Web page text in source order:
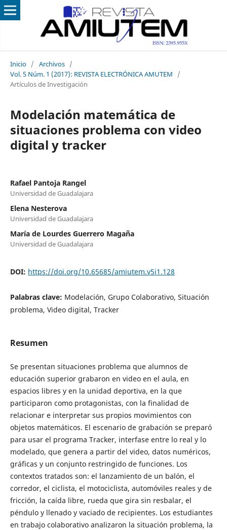
Inicio / Archivos /
Vol. 5 Núm. 1 (2017): REVISTA ELECTRÓNICA AMUTEM
/
Artículos de Investigación
Modelación matemática de
situaciones problema con video
digital y tracker
Rafael Pantoja Rangel
Universidad de Guadalajara
Elena Nesterova
Universidad de Guadalajara
María de Lourdes Guerrero Magaña
Universidad de Guadalajara
DOI: https://doi.org/10.65685/amiutem.v5i1.128
Palabras clave: Modelación, Grupo Colaborativo, Situación
problema, Video digital, Tracker
Resumen
Se presentan situaciones problema que alumnos de
educación superior grabaron en video en el aula, en
espacios libres y en la unidad deportiva, en la que
participaron como protagonistas, con la finalidad de
relacionar e interpretar sus propios movimientos con
objetos matemáticos. El escenario de grabación se preparó
para usar el programa Tracker, interfase entre lo real y lo
modelado, que genera a partir del video, datos numéricos,
gráficas y un conjunto restringido de funciones. Los
contextos tratados son: el lanzamiento de un balón, el
corredor, el ciclista, el motociclista, automóviles reales y de
fricción, la caída libre, rueda que gira sin resbalar, el
péndulo y llenado y vaciado de recipientes. Los estudiantes
en trabajo colaborativo analizaron la situación problema, la